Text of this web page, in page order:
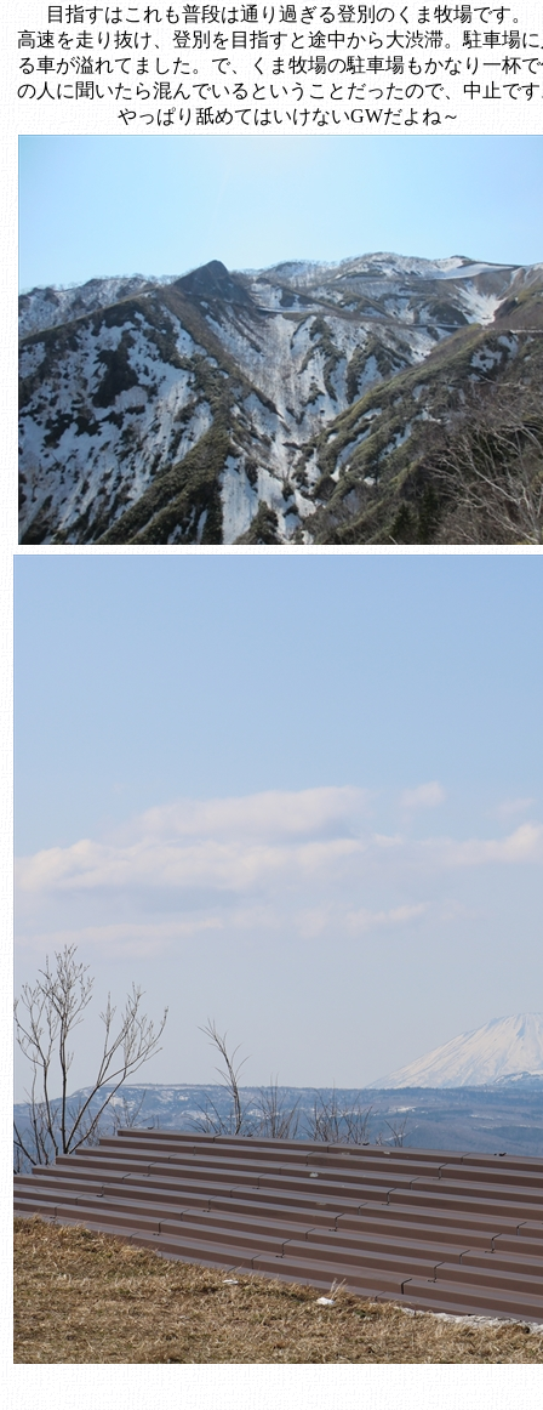
目指すはこれも普段は通り過ぎる登別のくま牧場です。
高速を走り抜け、登別を目指すと途中から大渋滞。駐車場
る車が溢れてました。で、くま牧場の駐車場もかなり一杯
の人に聞いたら混んでいるということだったので、中止で
やっぱり舐めてはいけないGWだよね～